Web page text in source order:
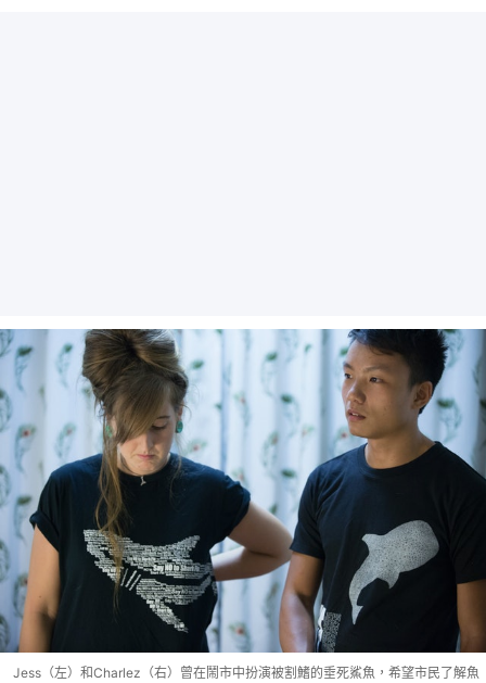
Jess（左）和Charlez（右）曾在鬧市中扮演被割鰭的垂死鯊魚，希望市民了解魚